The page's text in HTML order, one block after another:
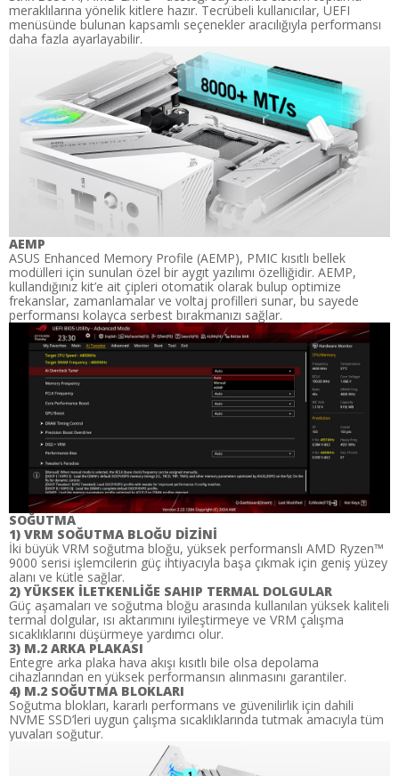
meraklılarına yönelik kitlere hazır. Tecrübeli kullanıcılar, UEFI
menüsünde bulunan kapsamlı seçenekler aracılığıyla performansı
daha fazla ayarlayabilir.
AEMP
ASUS Enhanced Memory Profile (AEMP), PMIC kısıtlı bellek
modülleri için sunulan özel bir aygıt yazılımı özelliğidir. AEMP,
kullandığınız kit’e ait çipleri otomatik olarak bulup optimize
frekanslar, zamanlamalar ve voltaj profilleri sunar, bu sayede
performansı kolayca serbest bırakmanızı sağlar.
SOĞUTMA
1) VRM SOĞUTMA BLOĞU DİZİNİ
İki büyük VRM soğutma bloğu, yüksek performanslı AMD Ryzen™
9000 serisi işlemcilerin güç ihtiyacıyla başa çıkmak için geniş yüzey
alanı ve kütle sağlar.
2) YÜKSEK İLETKENLİĞE SAHIP TERMAL DOLGULAR
Güç aşamaları ve soğutma bloğu arasında kullanılan yüksek kaliteli
termal dolgular, ısı aktarımını iyileştirmeye ve VRM çalışma
sıcaklıklarını düşürmeye yardımcı olur.
3) M.2 ARKA PLAKASI
Entegre arka plaka hava akışı kısıtlı bile olsa depolama
cihazlarından en yüksek performansın alınmasını garantiler.
4) M.2 SOĞUTMA BLOKLARI
Soğutma blokları, kararlı performans ve güvenilirlik için dahili
NVME SSD’leri uygun çalışma sıcaklıklarında tutmak amacıyla tüm
yuvaları soğutur.